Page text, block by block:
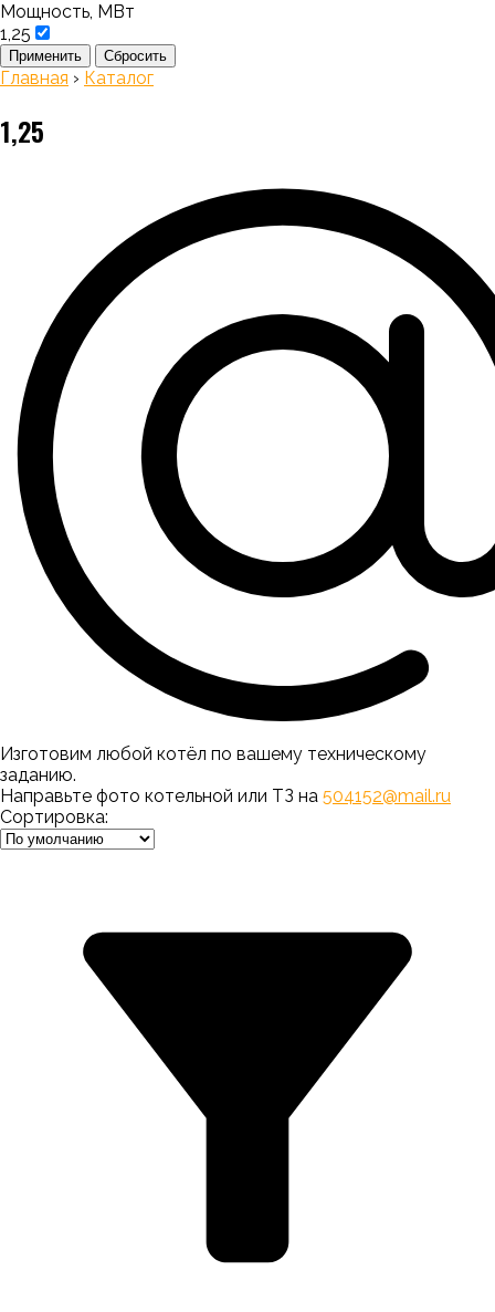
Мощность, МВт
1,25
Применить Сбросить
Главная › Каталог
1,25
Изготовим любой котёл по вашему техническому
заданию.
Направьте фото котельной или ТЗ на 504152@mail.ru
Сортировка: